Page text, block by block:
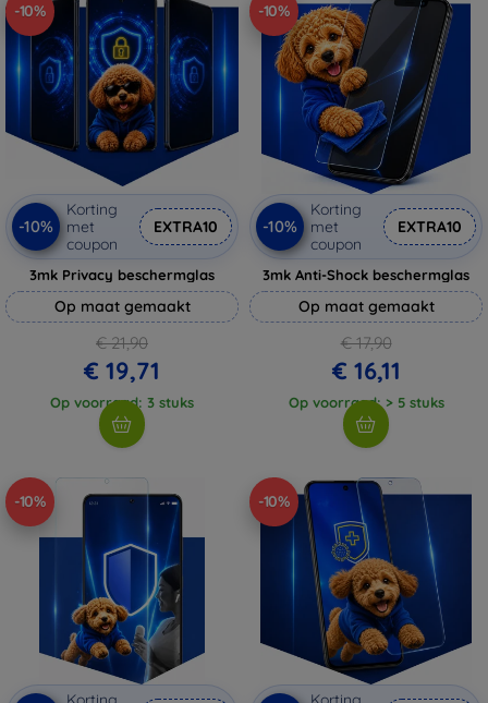
-10%
-10%
Korting
met
coupon
EXTRA10
3mk Privacy beschermglas
Op maat gemaakt
€ 21,90
€ 19,71
Op voorraad: 3 stuks
-10%
-10%
Korting
met
coupon
EXTRA10
3mk Anti-Shock beschermglas
Op maat gemaakt
€ 17,90
€ 16,11
Op voorraad: > 5 stuks
-10% -10%